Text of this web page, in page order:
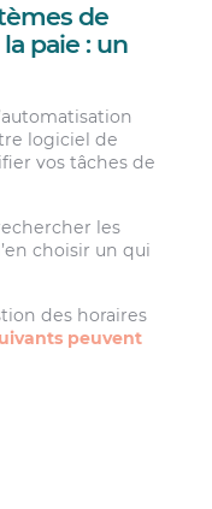
de
paie : un
logiciel de
vos tâches de
les
choisir un qui
des horaires
peuvent